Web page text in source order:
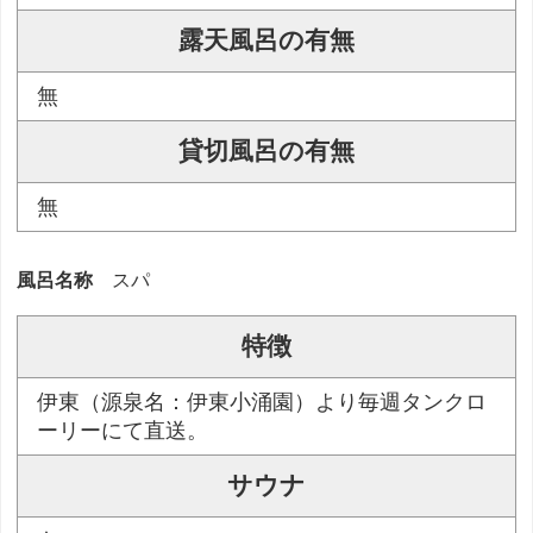
露天風呂の有無
無
貸切風呂の有無
無
風呂名称 スパ
特徴
伊東（源泉名：伊東小涌園）より毎週タンクロ
ーリーにて直送。
サウナ